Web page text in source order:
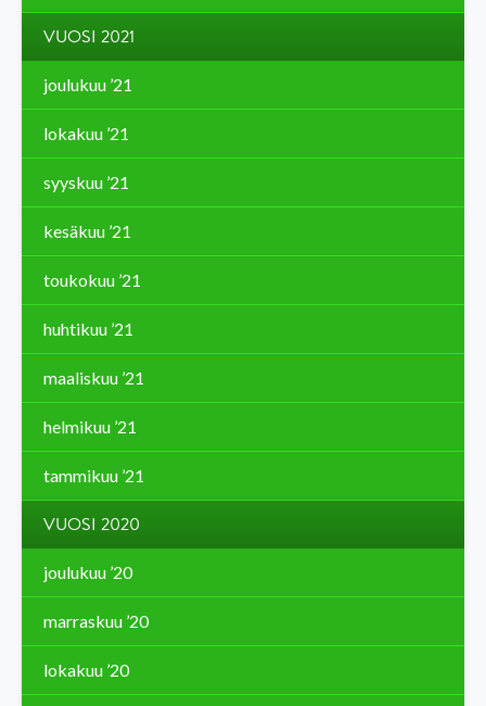
VUOSI 2021
joulukuu ’21
lokakuu ’21
syyskuu ’21
kesäkuu ’21
toukokuu ’21
huhtikuu ’21
maaliskuu ’21
helmikuu ’21
tammikuu ’21
VUOSI 2020
joulukuu ’20
marraskuu ’20
lokakuu ’20